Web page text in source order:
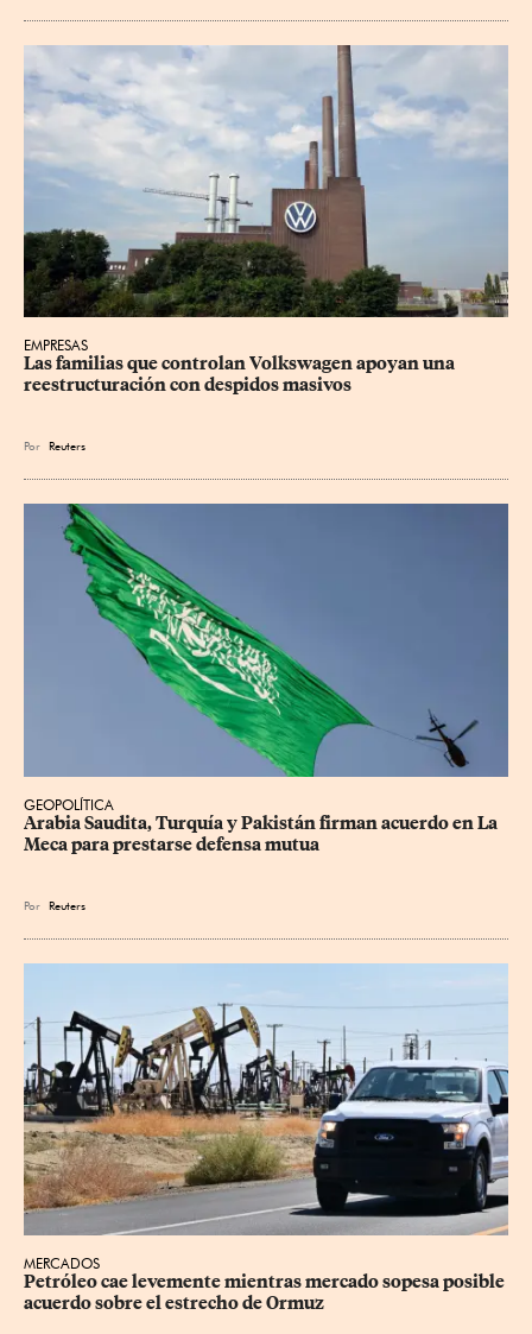
EMPRESAS
Las familias que controlan Volkswagen apoyan una
reestructuración con despidos masivos
Por Reuters
GEOPOLÍTICA
Arabia Saudita, Turquía y Pakistán firman acuerdo en La
Meca para prestarse defensa mutua
Por Reuters
MERCADOS
Petróleo cae levemente mientras mercado sopesa posible
acuerdo sobre el estrecho de Ormuz